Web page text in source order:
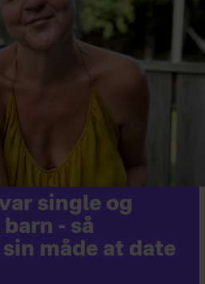
single og
- så
måde at date